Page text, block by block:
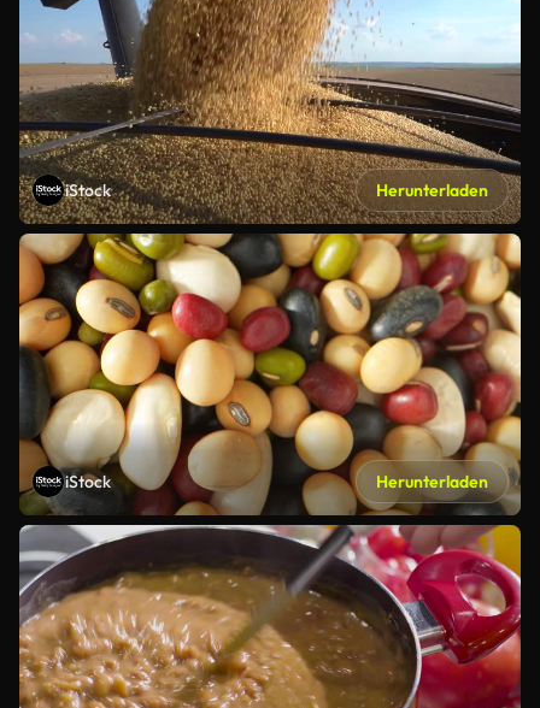
iStock Herunterladen
iStock Herunterladen